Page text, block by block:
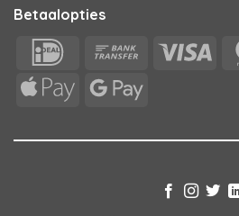
Betaalopties
IDeal
Bank
Visa
Apple
Google